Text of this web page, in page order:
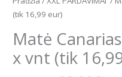
(tik 16,99 eur)
Matė
x vnt (tik